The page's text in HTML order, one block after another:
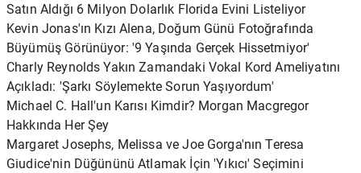
Satın Aldığı 6 Milyon Dolarlık Florida Evini Listeliyor
Kevin Jonas'ın Kızı Alena, Doğum Günü Fotoğrafında
Büyümüş Görünüyor: '9 Yaşında Gerçek Hissetmiyor'
Charly Reynolds Yakın Zamandaki Vokal Kord Ameliyatını
Açıkladı: 'Şarkı Söylemekte Sorun Yaşıyordum'
Michael C. Hall'un Karısı Kimdir? Morgan Macgregor
Hakkında Her Şey
Margaret Josephs, Melissa ve Joe Gorga'nın Teresa
Giudice'nin Düğününü Atlamak İçin 'Yıkıcı' Seçimini